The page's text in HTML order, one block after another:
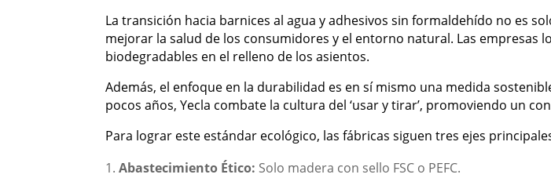
La transición hacia barnices al agua y adhesivos sin formaldehído no es
mejorar la salud de los consumidores y el entorno natural. Las empresas
biodegradables en el relleno de los asientos.
Además, el enfoque en la durabilidad es en sí mismo una medida
pocos años, Yecla combate la cultura del ‘usar y tirar’, promoviendo un
Para lograr este estándar ecológico, las fábricas siguen tres ejes
Abastecimiento Ético: Solo madera con sello FSC o PEFC.